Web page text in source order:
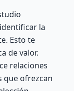
la
Esto te
de valor.
relaciones
que ofrezcan